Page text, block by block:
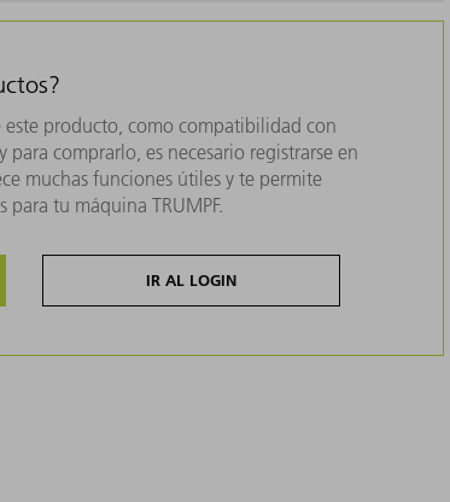
producto, como compatibilidad con
comprarlo, es necesario registrarse en
muchas funciones útiles y te permite
tu máquina TRUMPF.
IR AL LOGIN